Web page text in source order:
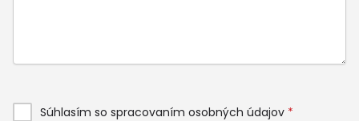
Súhlasím so spracovaním osobných údajov *